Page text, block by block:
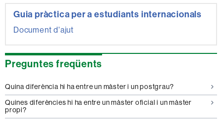
Guia pràctica per a estudiants internacionals
Document d'ajut
Preguntes freqüents
Quina diferència hi ha entre un màster i un postgrau?
Quines diferències hi ha entre un màster oficial i un màster
propi?